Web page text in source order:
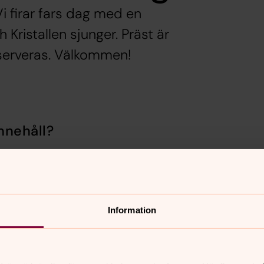
Information
firar fars dag med en
Kristallen sjunger. Präst är
Välkommen!